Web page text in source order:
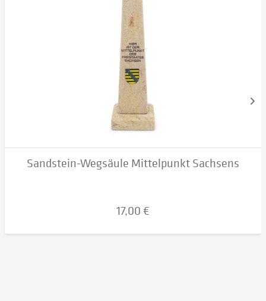
Sandstein-Wegsäule Mittelpunkt Sachsens
17,00 €